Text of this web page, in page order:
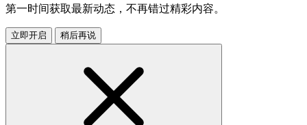
第一时间获取最新动态，不再错过精彩内容。
立即开启 稍后再说